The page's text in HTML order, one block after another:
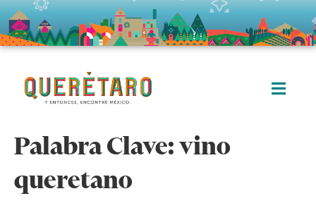
Palabra Clave:vino
queretano